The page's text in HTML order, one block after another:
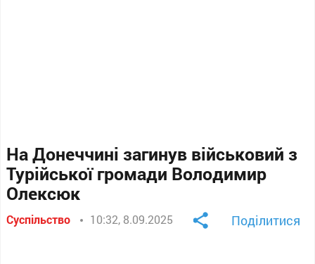
На Донеччині загинув військовий з
Турійської громади Володимир
Олексюк
Суспільство 10:32, 8.09.2025 Поділитися